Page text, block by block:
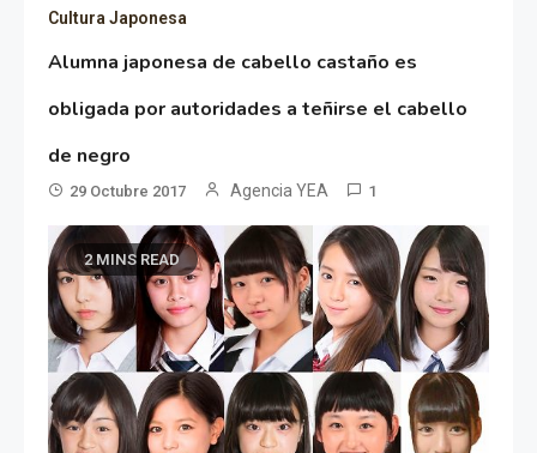
Cultura Japonesa
Alumna japonesa de cabello castaño es
obligada por autoridades a teñirse el cabello
de negro
29 Octubre 2017 Agencia YEA 1
2 MINS READ